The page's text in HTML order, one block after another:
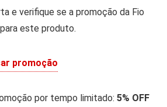
e verifique se a promoção da Fio
este produto.
promoção
por tempo limitado:5% OFF